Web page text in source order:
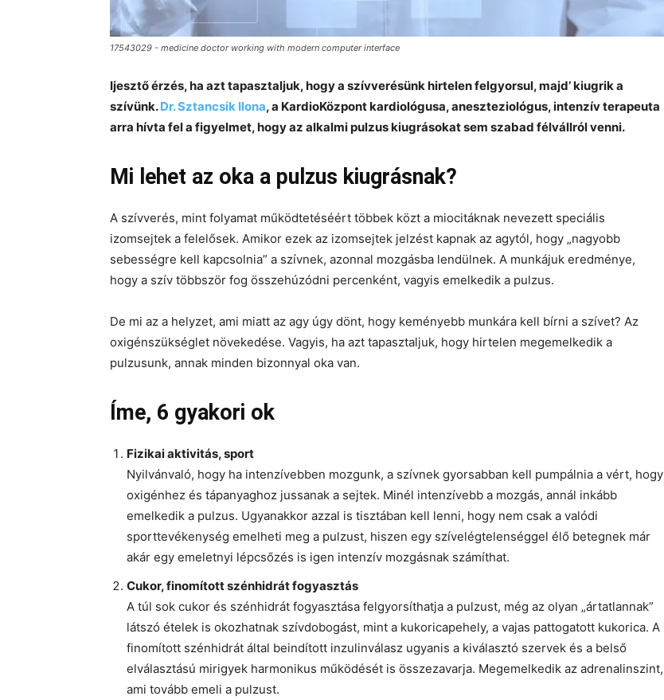
17543029 - medicine doctor working with modern computer interface
Ijesztő érzés, ha azt tapasztaljuk, hogy a szívverésünk hirtelen felgyorsul, majd’ kiugrik a
szívünk.Dr. Sztancsik Ilona, a KardioKözpont kardiológusa, aneszteziológus, intenzív terapeuta
arra hívta fel a figyelmet, hogy az alkalmi pulzus kiugrásokat sem szabad félvállról venni.
Mi lehet az oka a pulzus kiugrásnak?
A szívverés, mint folyamat működtetéséért többek közt a miocitáknak nevezett speciális
izomsejtek a felelősek. Amikor ezek az izomsejtek jelzést kapnak az agytól, hogy „nagyobb
sebességre kell kapcsolnia” a szívnek, azonnal mozgásba lendülnek. A munkájuk eredménye,
hogy a szív többször fog összehúzódni percenként, vagyis emelkedik a pulzus.
De mi az a helyzet, ami miatt az agy úgy dönt, hogy keményebb munkára kell bírni a szívet? Az
oxigénszükséglet növekedése. Vagyis, ha azt tapasztaljuk, hogy hirtelen megemelkedik a
pulzusunk, annak minden bizonnyal oka van.
Íme, 6 gyakori ok
Fizikai aktivitás, sport
Nyilvánvaló, hogy ha intenzívebben mozgunk, a szívnek gyorsabban kell pumpálnia a vért, hogy
oxigénhez és tápanyaghoz jussanak a sejtek. Minél intenzívebb a mozgás, annál inkább
emelkedik a pulzus. Ugyanakkor azzal is tisztában kell lenni, hogy nem csak a valódi
sporttevékenység emelheti meg a pulzust, hiszen egy szívelégtelenséggel élő betegnek már
akár egy emeletnyi lépcsőzés is igen intenzív mozgásnak számíthat.
Cukor, finomított szénhidrát fogyasztás
A túl sok cukor és szénhidrát fogyasztása felgyorsíthatja a pulzust, még az olyan „ártatlannak”
látszó ételek is okozhatnak szívdobogást, mint a kukoricapehely, a vajas pattogatott kukorica. A
finomított szénhidrát által beindított inzulinválasz ugyanis a kiválasztó szervek és a belső
elválasztású mirigyek harmonikus működését is összezavarja. Megemelkedik az adrenalinszint,
ami tovább emeli a pulzust.